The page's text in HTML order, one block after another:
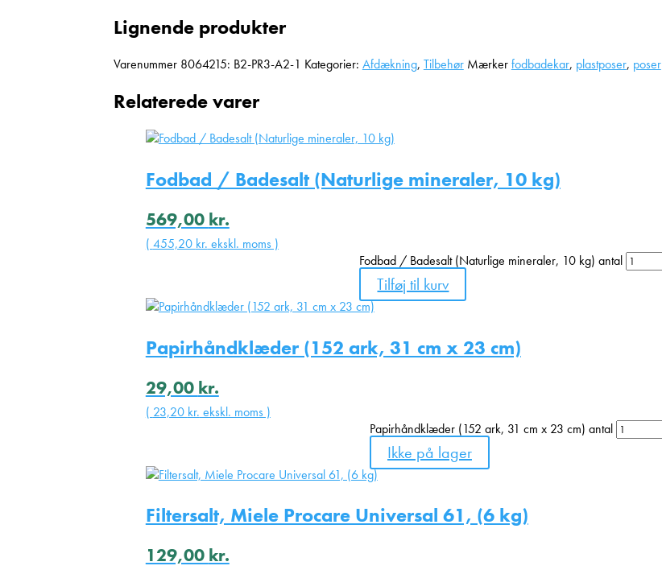
Lignende produkter
Varenummer 8064215: B2-PR3-A2-1 Kategorier: Afdækning, Tilbehør Mærker fodbadekar, plastposer, poser
Relaterede varer
Fodbad / Badesalt (Naturlige mineraler, 10 kg)
569,00 kr.
( 455,20 kr. ekskl. moms )
Fodbad / Badesalt (Naturlige mineraler, 10 kg) antal
Tilføj til kurv
Papirhåndklæder (152 ark, 31 cm x 23 cm)
29,00 kr.
( 23,20 kr. ekskl. moms )
Papirhåndklæder (152 ark, 31 cm x 23 cm) antal
Ikke på lager
Filtersalt, Miele Procare Universal 61, (6 kg)
129,00 kr.